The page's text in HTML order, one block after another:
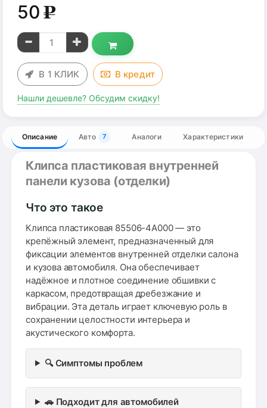
50g
В 1 КЛИК В кредит
Нашли дешевле? Обсудим скидку!
Описание Авто 7 Аналоги Характеристики
Клипса пластиковая внутренней
панели кузова (отделки)
Что это такое
Клипса пластиковая 85506-4A000 — это
крепёжный элемент, предназначенный для
фиксации элементов внутренней отделки салона
и кузова автомобиля. Она обеспечивает
надёжное и плотное соединение обшивки с
каркасом, предотвращая дребезжание и
вибрации. Эта деталь играет ключевую роль в
сохранении целостности интерьера и
акустического комфорта.
🔍 Симптомы проблем
🚗 Подходит для автомобилей